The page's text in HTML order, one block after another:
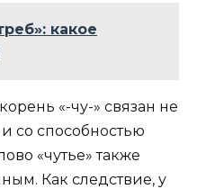
какое
«-чу-» связан не
и со способностью
«чутье» также
Как следствие, у